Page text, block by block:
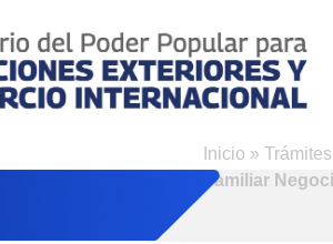
Inicio »
Familiar